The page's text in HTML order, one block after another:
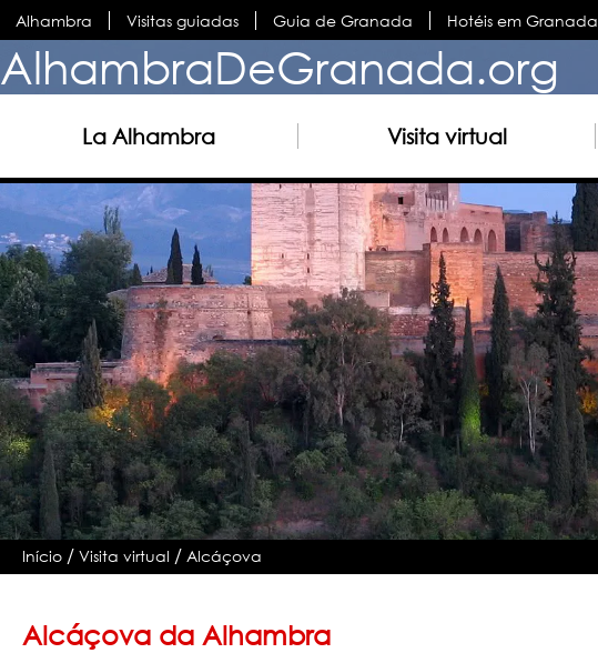
Alhambra Visitas guiadas Guia de Granada Hotéis em Granada
AlhambraDeGranada.org
La Alhambra Visita virtual
Início /Visita virtual /Alcáçova
Alcáçova da Alhambra